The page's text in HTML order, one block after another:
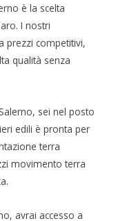
è la scelta
I nostri
prezzi competitivi,
qualità senza
sei nel posto
edili è pronta per
terra
movimento terra
avrai accesso a